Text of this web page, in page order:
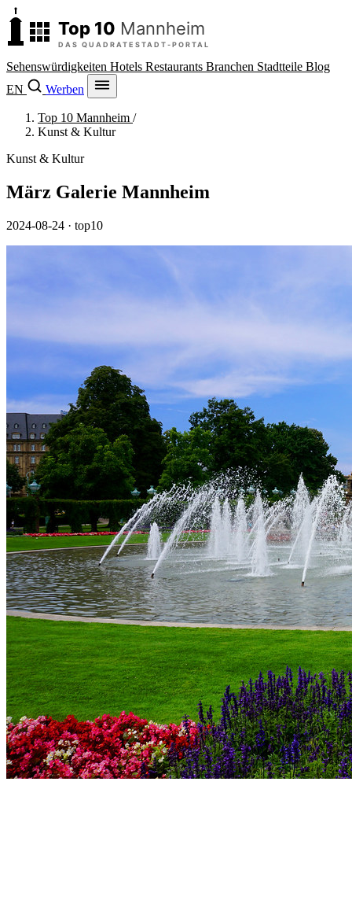
Sehenswürdigkeiten Hotels Restaurants Branchen Stadtteile Blog
EN
Werben
Top 10 Mannheim /
Kunst & Kultur
Kunst & Kultur
März Galerie Mannheim
2024-08-24 · top10